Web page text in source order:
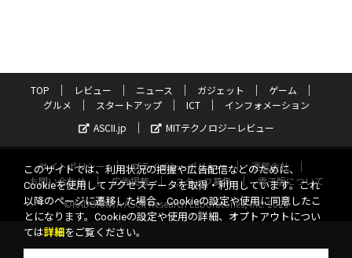
TOP レビュー ニュース ガジェット
ゲーム
グルメ
スタートアップ ICT
インフォメーション
ASCII.jp
MITテクノロジーレビュー
サイトポリシー プライバシーポリシー
運営会社
お問い合わせ
広告掲載 スタッフ募集
電子版について
©KADOKAWA ASCII Research Laboratories, Inc. 2026
このサイトでは、利用状況の把握や広告配信などのために、
Cookieを使用してアクセスデータを取得・利用しています。これ
以降のページに遷移した場合、Cookieの設定や使用に同意したこ
とになります。Cookieの設定や使用の詳細、オプトアウトについ
ては詳細 をご覧ください。